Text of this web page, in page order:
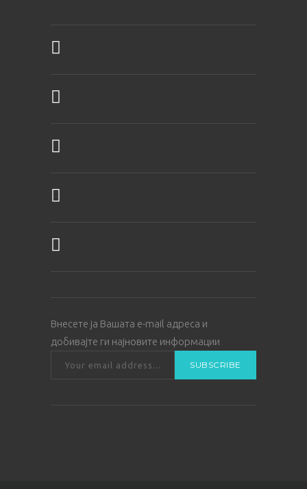
Внесете ја Вашата е-mail адреса и
добивајте ги најновите информации